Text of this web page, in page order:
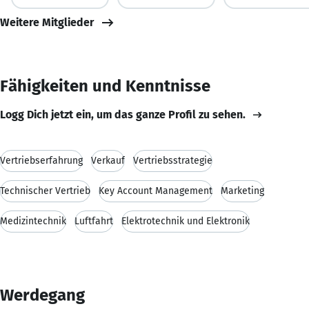
Weitere Mitglieder
Fähigkeiten und Kenntnisse
Logg Dich jetzt ein, um das ganze Profil zu sehen.
Vertriebserfahrung Verkauf Vertriebsstrategie
Technischer Vertrieb Key Account Management Marketing
Medizintechnik Luftfahrt Elektrotechnik und Elektronik
Werdegang